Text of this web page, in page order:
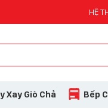
HỆ
Xay Giò Chả Bếp